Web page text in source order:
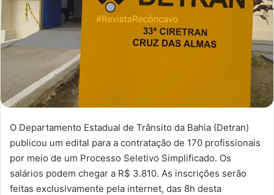
O Departamento Estadual de Trânsito da Bahia (Detran)
publicou um edital para a contratação de 170 profissionais
por meio de um Processo Seletivo Simplificado. Os
salários podem chegar a R$ 3.810. As inscrições serão
feitas exclusivamente pela internet, das 8h desta